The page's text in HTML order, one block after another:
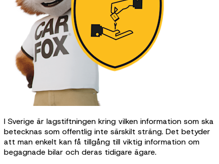
I Sverige är lagstiftningen kring vilken information som ska
betecknas som offentlig inte särskilt sträng. Det betyder
att man enkelt kan få tillgång till viktig information om
begagnade bilar och deras tidigare ägare.